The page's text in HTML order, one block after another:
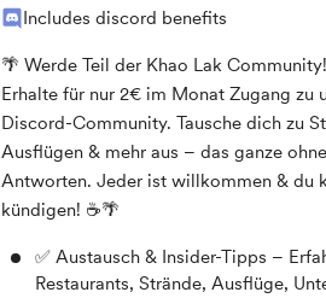
Includes discord benefits
🌴 Werde Teil der Khao Lak Community!
Erhalte für nur 2€ im Monat Zugang zu
Discord-Community. Tausche dich zu
Ausflügen & mehr aus – das ganze
Antworten. Jeder ist willkommen & du
kündigen! ☕🌴
✅ Austausch & Insider-Tipps –
Restaurants, Strände, Ausflüge,